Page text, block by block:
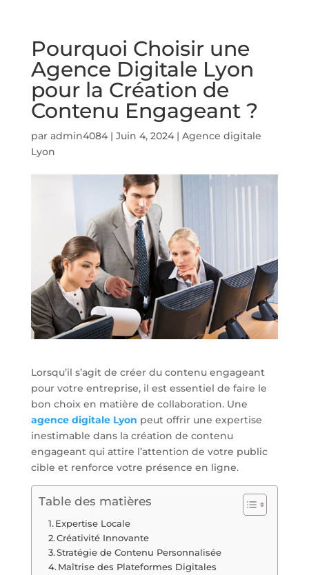
Pourquoi Choisir une
Agence Digitale Lyon
pour la Création de
Contenu Engageant ?
par admin4084| Juin 4, 2024| Agence digitale
Lyon
Lorsqu’il s’agit de créer du contenu engageant
pour votre entreprise, il est essentiel de faire le
bon choix en matière de collaboration. Une
agence digitale Lyon peut offrir une expertise
inestimable dans la création de contenu
engageant qui attire l’attention de votre public
cible et renforce votre présence en ligne.
Table des matières
Expertise Locale
Créativité Innovante
Stratégie de Contenu Personnalisée
Maîtrise des Plateformes Digitales